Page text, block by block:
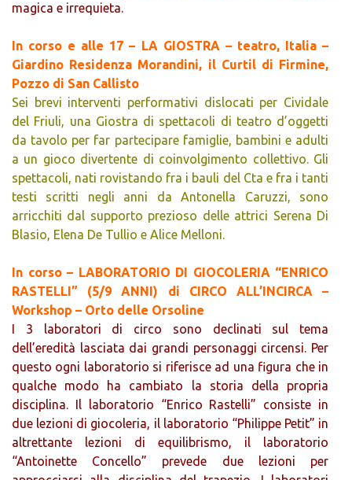
magica e irrequieta.
In corso e alle 17 – LA GIOSTRA – teatro, Italia –
Giardino Residenza Morandini, il Curtil di Firmine,
Pozzo di San Callisto
Sei brevi interventi performativi dislocati per Cividale
del Friuli, una Giostra di spettacoli di teatro d’oggetti
da tavolo per far partecipare famiglie, bambini e adulti
a un gioco divertente di coinvolgimento collettivo. Gli
spettacoli, nati rovistando fra i bauli del Cta e fra i tanti
testi scritti negli anni da Antonella Caruzzi, sono
arricchiti dal supporto prezioso delle attrici Serena Di
Blasio, Elena De Tullio e Alice Melloni.
In corso – LABORATORIO DI GIOCOLERIA “ENRICO
RASTELLI” (5/9 ANNI) di CIRCO ALL’INCIRCA –
Workshop – Orto delle Orsoline
I 3 laboratori di circo sono declinati sul tema
dell’eredità lasciata dai grandi personaggi circensi. Per
questo ogni laboratorio si riferisce ad una figura che in
qualche modo ha cambiato la storia della propria
disciplina. Il laboratorio “Enrico Rastelli” consiste in
due lezioni di giocoleria, il laboratorio “Philippe Petit” in
altrettante lezioni di equilibrismo, il laboratorio
“Antoinette Concello” prevede due lezioni per